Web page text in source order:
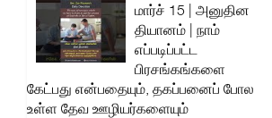
மார்ச் 15 | அனுதின
தியானம் | நாம்
எப்படிப்பட்ட
பிரசங்கங்களை
கேட்பது என்பதையும், தகப்பனைப் போல
உள்ள தேவ ஊழியர்களையும்